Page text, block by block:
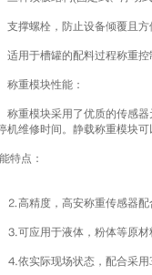
撑螺栓，防止设备倾覆且方
用于槽罐的配料过程称重控
重模块性能：
重模块采用了优质的传感器
机维修时间。静载称重模块
特点：
精度，高安称重传感器配
应用于液体，粉体等原材
实际现场状态，配合采用3